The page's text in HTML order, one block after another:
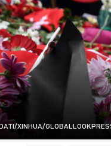
XINHUA/